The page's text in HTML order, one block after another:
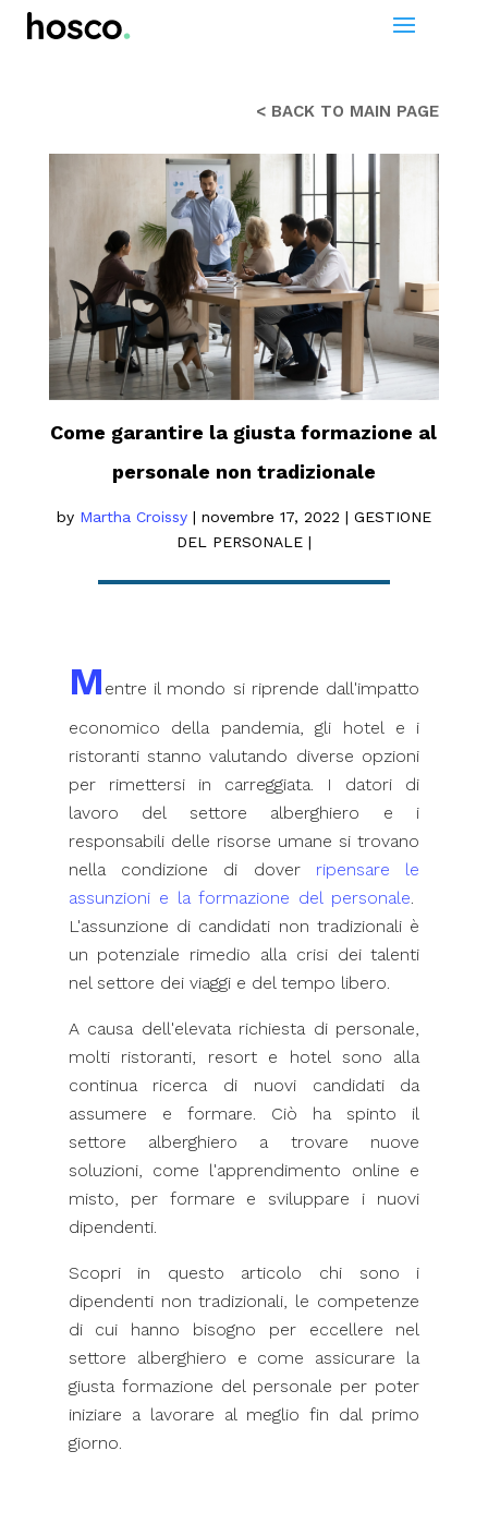
< BACK TO MAIN PAGE
Come garantire la giusta formazione al
personale non tradizionale
by Martha Croissy| novembre 17, 2022 | GESTIONE
DEL PERSONALE|
M entre il mondo si riprende dall'impatto
economico della pandemia, gli hotel e i
ristoranti stanno valutando diverse opzioni
per rimettersi in carreggiata. I datori di
lavoro del settore alberghiero e i
responsabili delle risorse umane si trovano
nella condizione di dover ripensare le
assunzioni e la formazione del personale.
L'assunzione di candidati non tradizionali è
un potenziale rimedio alla crisi dei talenti
nel settore dei viaggi e del tempo libero.
A causa dell'elevata richiesta di personale,
molti ristoranti, resort e hotel sono alla
continua ricerca di nuovi candidati da
assumere e formare. Ciò ha spinto il
settore alberghiero a trovare nuove
soluzioni, come l'apprendimento online e
misto, per formare e sviluppare i nuovi
dipendenti.
Scopri in questo articolo chi sono i
dipendenti non tradizionali, le competenze
di cui hanno bisogno per eccellere nel
settore alberghiero e come assicurare la
giusta formazione del personale per poter
iniziare a lavorare al meglio fin dal primo
giorno.